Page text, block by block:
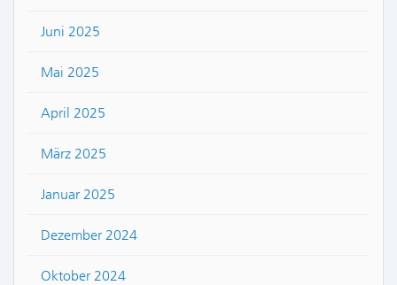
Juni 2025
Mai 2025
April 2025
März 2025
Januar 2025
Dezember 2024
Oktober 2024